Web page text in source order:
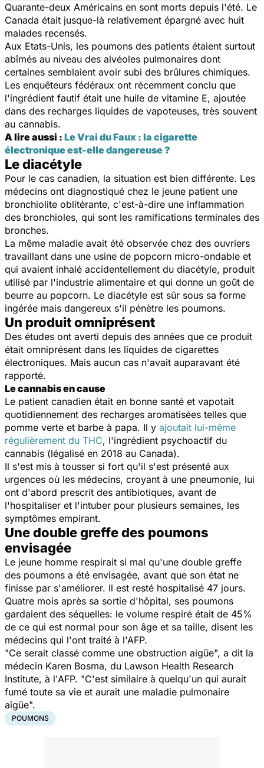
Quarante-deux Américains en sont morts depuis l'été. Le
Canada était jusque-là relativement épargné avec huit
malades recensés.
Aux Etats-Unis, les poumons des patients étaient surtout
abîmés au niveau des alvéoles pulmonaires dont
certaines semblaient avoir subi des brûlures chimiques.
Les enquêteurs fédéraux ont récemment conclu que
l'ingrédient fautif était une huile de vitamine E, ajoutée
dans des recharges liquides de vapoteuses, très souvent
au cannabis.
A lire aussi : Le Vrai du Faux : la cigarette
électronique est-elle dangereuse ?
Le diacétyle
Pour le cas canadien, la situation est bien différente. Les
médecins ont diagnostiqué chez le jeune patient une
bronchiolite oblitérante, c'est-à-dire une inflammation
des bronchioles, qui sont les ramifications terminales des
bronches.
La même maladie avait été observée chez des ouvriers
travaillant dans une usine de popcorn micro-ondable et
qui avaient inhalé accidentellement du diacétyle, produit
utilisé par l'industrie alimentaire et qui donne un goût de
beurre au popcorn. Le diacétyle est sûr sous sa forme
ingérée mais dangereux s'il pénètre les poumons.
Un produit omniprésent
Des études ont averti depuis des années que ce produit
était omniprésent dans les liquides de cigarettes
électroniques. Mais aucun cas n'avait auparavant été
rapporté.
Le cannabis en cause
Le patient canadien était en bonne santé et vapotait
quotidiennement des recharges aromatisées telles que
pomme verte et barbe à papa. Il y ajoutait lui-même
régulièrement du THC, l'ingrédient psychoactif du
cannabis (légalisé en 2018 au Canada).
Il s'est mis à tousser si fort qu'il s'est présenté aux
urgences où les médecins, croyant à une pneumonie, lui
ont d'abord prescrit des antibiotiques, avant de
l'hospitaliser et l'intuber pour plusieurs semaines, les
symptômes empirant.
Une double greffe des poumons
envisagée
Le jeune homme respirait si mal qu'une double greffe
des poumons a été envisagée, avant que son état ne
finisse par s'améliorer. Il est resté hospitalisé 47 jours.
Quatre mois après sa sortie d'hôpital, ses poumons
gardaient des séquelles: le volume respiré était de 45%
de ce qui est normal pour son âge et sa taille, disent les
médecins qui l'ont traité à l'AFP.
"Ce serait classé comme une obstruction aigüe", a dit la
médecin Karen Bosma, du Lawson Health Research
Institute, à l'AFP. "C'est similaire à quelqu'un qui aurait
fumé toute sa vie et aurait une maladie pulmonaire
aigüe".
POUMONS